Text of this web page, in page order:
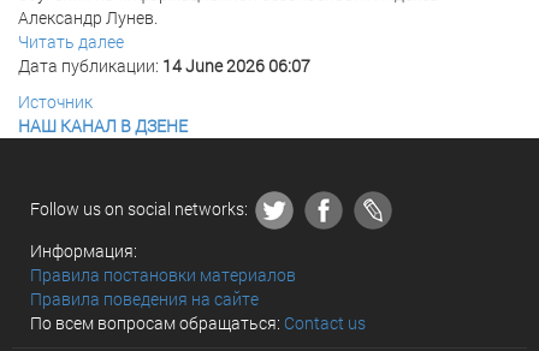
Александр Лунев.
Читать далее
Дата публикации: 14 June 2026 06:07
Источник
НАШ КАНАЛ В ДЗЕНЕ
Follow us on social networks:
Информация:
Правила постановки материалов
Правила поведения на сайте
По всем вопросам обращаться: Contact us